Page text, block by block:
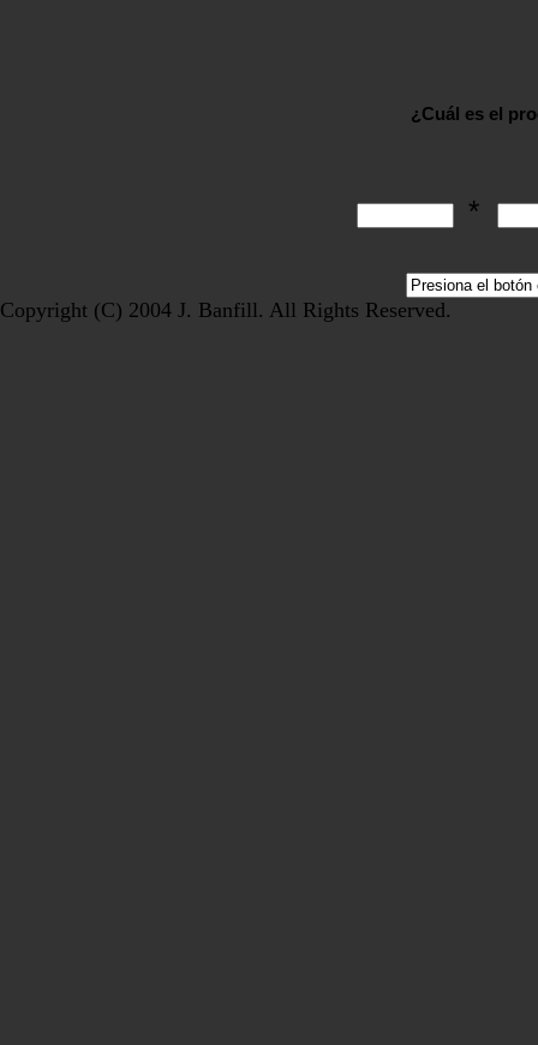
¿Cuál es el
*
Copyright (C) 2004 J. Banfill. All Rights Reserved.